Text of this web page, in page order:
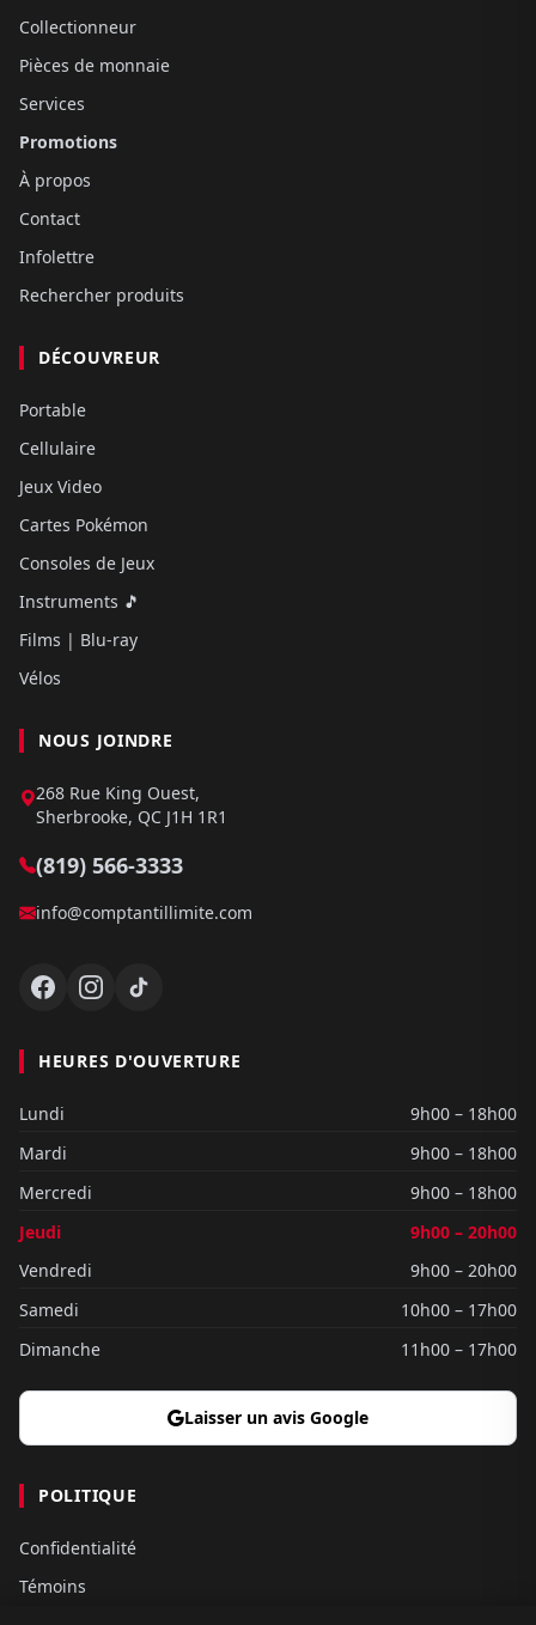
Collectionneur
Pièces de monnaie
Services
Promotions
À propos
Contact
Infolettre
Rechercher produits
DÉCOUVREUR
Portable
Cellulaire
Jeux Video
Cartes Pokémon
Consoles de Jeux
Instruments 🎵
Films | Blu-ray
Vélos
NOUS JOINDRE
268 Rue King Ouest,
Sherbrooke, QC J1H 1R1
(819) 566-3333
info@comptantillimite.com
HEURES D'OUVERTURE
Lundi
9h00 – 18h00
Mardi
9h00 – 18h00
Mercredi
9h00 – 18h00
Jeudi
9h00 – 20h00
Vendredi
9h00 – 20h00
Samedi
10h00 – 17h00
Dimanche
11h00 – 17h00
Laisser un avis Google
POLITIQUE
Confidentialité
Témoins